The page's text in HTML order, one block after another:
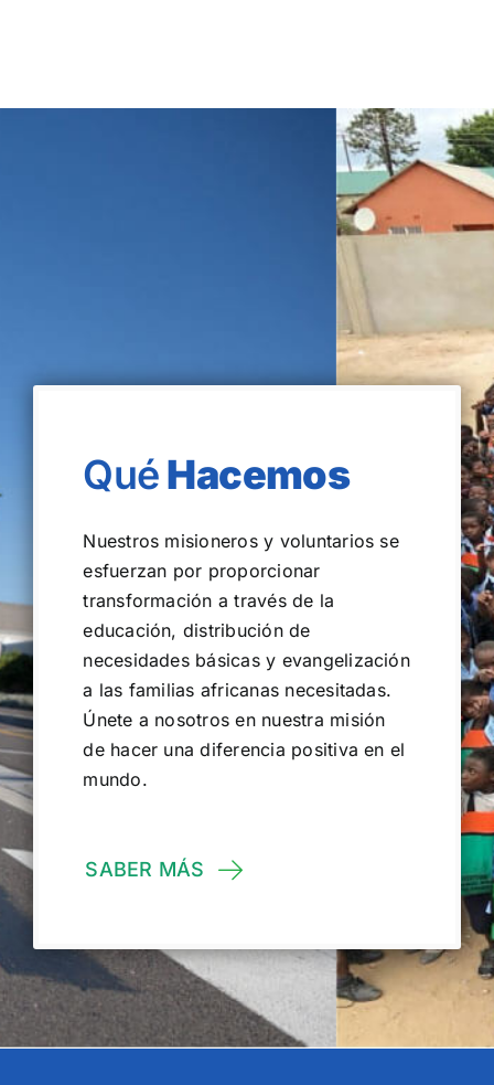
QuéHacemos
Nuestros misioneros y voluntarios se
esfuerzan por proporcionar
transformación a través de la
educación, distribución de
necesidades básicas y evangelización
a las familias africanas necesitadas.
Únete a nosotros en nuestra misión
de hacer una diferencia positiva en el
mundo.
SABER MÁS